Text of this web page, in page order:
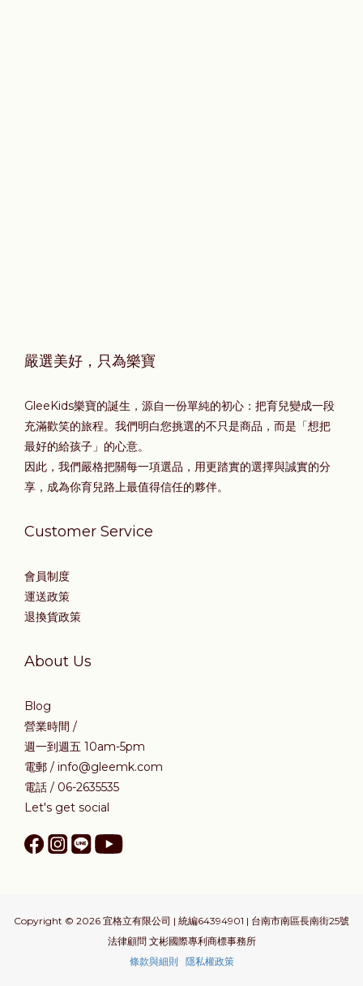
嚴選美好，只為樂寶
GleeKids樂寶的誕生，源自一份單純的初心：把育兒變成一段
充滿歡笑的旅程。我們明白您挑選的不只是商品，而是「想把
最好的給孩子」的心意。
因此，我們嚴格把關每一項選品，用更踏實的選擇與誠實的分
享，成為你育兒路上最值得信任的夥伴。
Customer Service
會員制度
運送政策
退換貨政策
About Us
Blog
營業時間 /
週一到週五 10am-5pm
電郵 / info@gleemk.com
電話 / 06-2635535
Let's get social
Copyright © 2026 宜格立有限公司 | 統編64394901 | 台南市南區長南街25號
法律顧問 文彬國際專利商標事務所
條款與細則
隱私權政策